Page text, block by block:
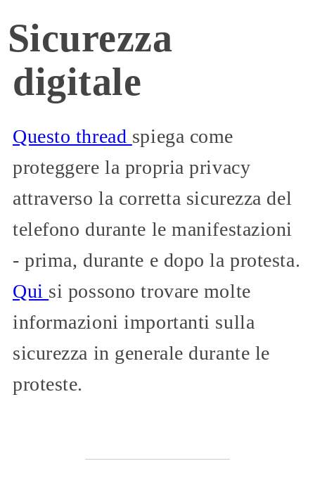
Sicurezza
digitale
Questo thread spiega come
proteggere la propria privacy
attraverso la corretta sicurezza del
telefono durante le manifestazioni
- prima, durante e dopo la protesta.
Qui si possono trovare molte
informazioni importanti sulla
sicurezza in generale durante le
proteste.